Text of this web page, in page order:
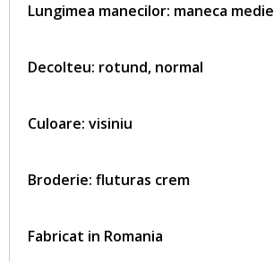
Lungimea manecilor: maneca medie
Decolteu: rotund, normal
Culoare: visiniu
Broderie: fluturas crem
Fabricat in Romania